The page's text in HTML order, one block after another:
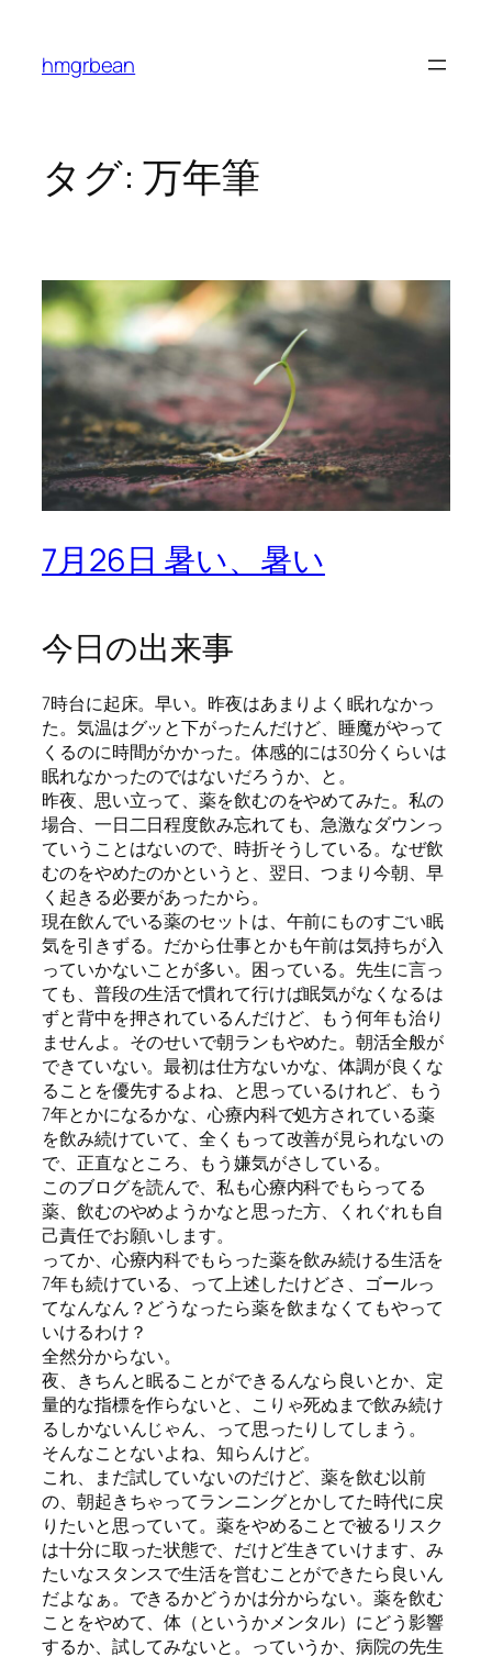
hmgrbean
タグ: 万年筆
7月26日 暑い、暑い
今日の出来事
7時台に起床。早い。昨夜はあまりよく眠れなかっ
た。気温はグッと下がったんだけど、睡魔がやって
くるのに時間がかかった。体感的には30分くらいは
眠れなかったのではないだろうか、と。
昨夜、思い立って、薬を飲むのをやめてみた。私の
場合、一日二日程度飲み忘れても、急激なダウンっ
ていうことはないので、時折そうしている。なぜ飲
むのをやめたのかというと、翌日、つまり今朝、早
く起きる必要があったから。
現在飲んでいる薬のセットは、午前にものすごい眠
気を引きずる。だから仕事とかも午前は気持ちが入
っていかないことが多い。困っている。先生に言っ
ても、普段の生活で慣れて行けば眠気がなくなるは
ずと背中を押されているんだけど、もう何年も治り
ませんよ。そのせいで朝ランもやめた。朝活全般が
できていない。最初は仕方ないかな、体調が良くな
ることを優先するよね、と思っているけれど、もう
7年とかになるかな、心療内科で処方されている薬
を飲み続けていて、全くもって改善が見られないの
で、正直なところ、もう嫌気がさしている。
このブログを読んで、私も心療内科でもらってる
薬、飲むのやめようかなと思った方、くれぐれも自
己責任でお願いします。
ってか、心療内科でもらった薬を飲み続ける生活を
7年も続けている、って上述したけどさ、ゴールっ
てなんなん？どうなったら薬を飲まなくてもやって
いけるわけ？
全然分からない。
夜、きちんと眠ることができるんなら良いとか、定
量的な指標を作らないと、こりゃ死ぬまで飲み続け
るしかないんじゃん、って思ったりしてしまう。
そんなことないよね、知らんけど。
これ、まだ試していないのだけど、薬を飲む以前
の、朝起きちゃってランニングとかしてた時代に戻
りたいと思っていて。薬をやめることで被るリスク
は十分に取った状態で、だけど生きていけます、み
たいなスタンスで生活を営むことができたら良いん
だよなぁ。できるかどうかは分からない。薬を飲む
ことをやめて、体（というかメンタル）にどう影響
するか、試してみないと。っていうか、病院の先生